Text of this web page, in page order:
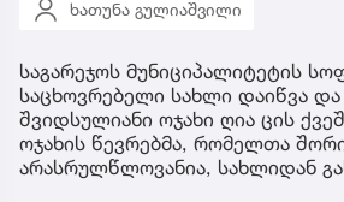
ხათუნა გულიაშვილი
საგარეჯოს მუნიციპალიტეტის
საცხოვრებელი სახლი დაიწვა და
შვიდსულიანი ოჯახი ღია ცის
ოჯახის წევრებმა, რომელთა
არასრულწლოვანია, სახლიდან